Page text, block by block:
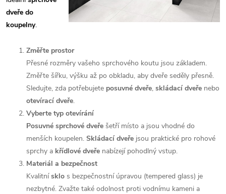
dveře do
koupelny.
Změřte prostor
Přesné rozměry vašeho sprchového koutu jsou základem.
Změřte šířku, výšku až po obkladu, aby dveře seděly přesně.
Sledujte, zda potřebujete posuvné dveře, skládací dveře nebo
otevírací dveře.
Vyberte typ otevírání
Posuvné sprchové dveře šetří místo a jsou vhodné do
menších koupelen. Skládací dveře jsou praktické pro rohové
sprchy a křídlové dveře nabízejí pohodlný vstup.
Materiál a bezpečnost
Kvalitnísklo s bezpečnostní úpravou (tempered glass) je
nezbytné. Zvažte také odolnost proti vodnímu kameni a